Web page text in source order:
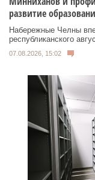
развитие
Набережные Челны
республиканского
07.08.2026, 15:02